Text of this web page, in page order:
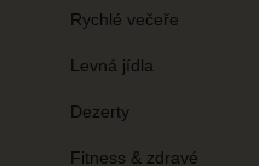
Rychlé večeře
Levná jídla
Dezerty
Fitness & zdravé